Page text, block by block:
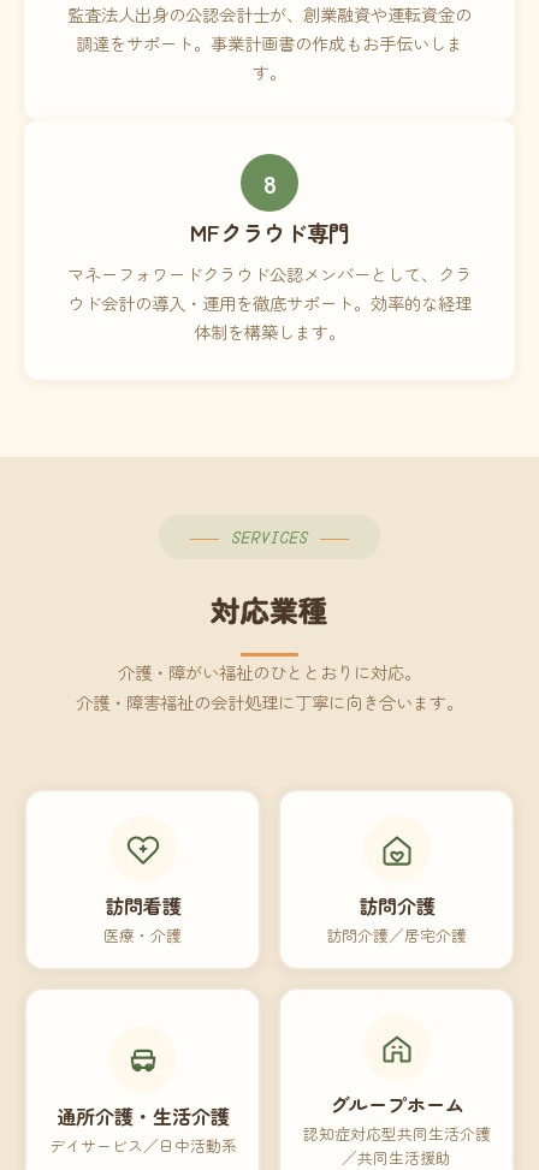
監査法人出身の公認会計士が、創業融資や運転資金の
調達をサポート。事業計画書の作成もお手伝いしま
す。
8
MFクラウド専門
マネーフォワードクラウド公認メンバーとして、クラ
ウド会計の導入・運用を徹底サポート。効率的な経理
体制を構築します。
SERVICES
対応業種
介護・障がい福祉のひととおりに対応。
介護・障害福祉の会計処理に丁寧に向き合います。
訪問看護
医療・介護
訪問介護
訪問介護／居宅介護
通所介護・生活介護
デイサービス／日中活動系
グループホーム
認知症対応型共同生活介護
／共同生活援助